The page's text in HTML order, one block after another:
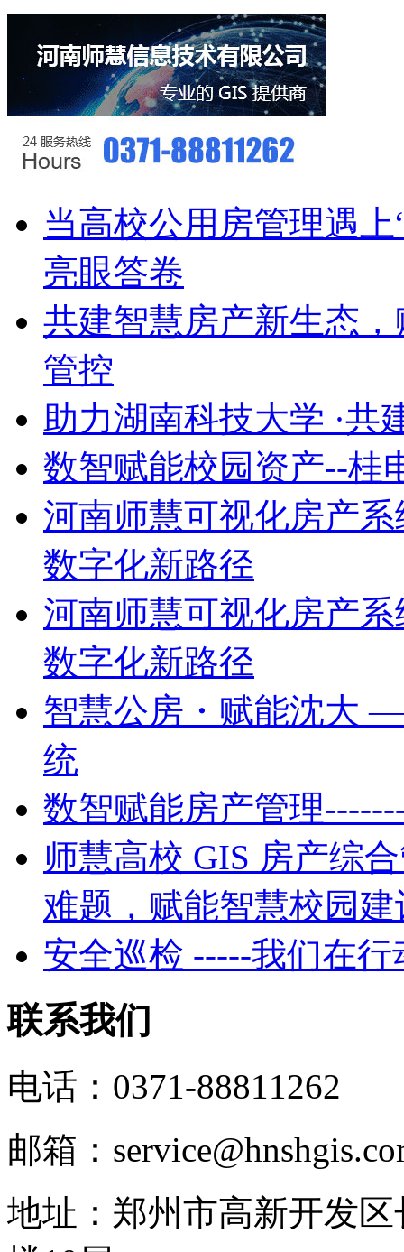
当高校公用房管理遇
亮眼答卷
共建智慧房产新生态
管控
助力湖南科技大学 ·共
数智赋能校园资产--桂
河南师慧可视化房产
数字化新路径
河南师慧可视化房产
数字化新路径
智慧公房・赋能沈大
统
数智赋能房产管理
师慧高校 GIS 房产综
难题，赋能智慧校园建
安全巡检 -----我们在行
联系我们
电话：0371-88811262
邮箱：
地址：郑州市高新开发